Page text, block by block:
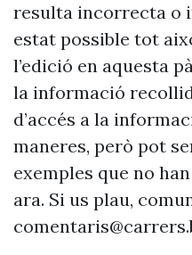
resulta incorrecta o
estat possible tot
l’edició en aquesta
la informació
d’accés a la
maneres, però pot
exemples que no
ara. Si us plau,